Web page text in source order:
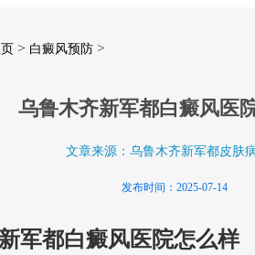
> 白癜风预防>
乌鲁木齐新军都白癜风医
文章来源：乌鲁木齐新军都皮肤
发布时间：2025-07-14
军都白癜风医院怎么样